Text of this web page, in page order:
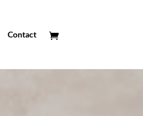
Contact